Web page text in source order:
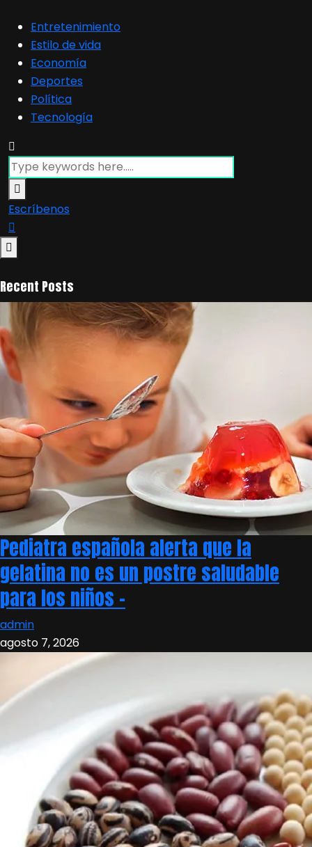
Entretenimiento
Estilo de vida
Economía
Deportes
Política
Tecnología
Escríbenos
Recent Posts
Pediatra española alerta que la
gelatina no es un postre saludable
para los niños –
admin
agosto 7, 2026